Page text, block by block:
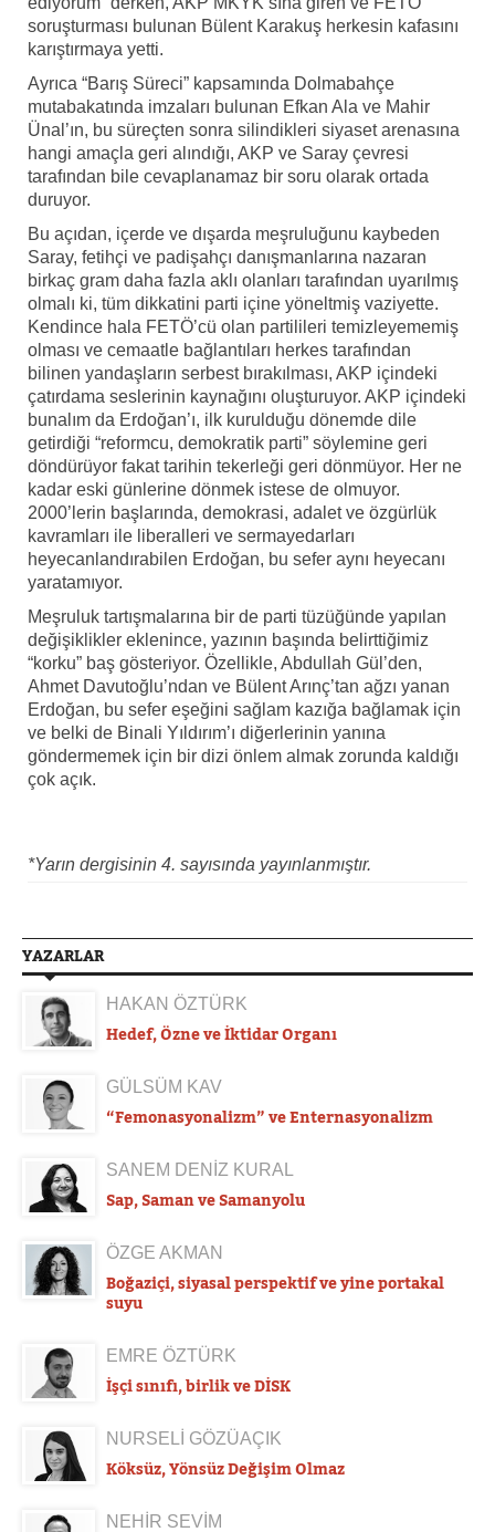
soruşturması bulunan Bülent Karakuş herkesin kafasını
karıştırmaya yetti.
Ayrıca “Barış Süreci” kapsamında Dolmabahçe
mutabakatında imzaları bulunan Efkan Ala ve Mahir
Ünal’ın, bu süreçten sonra silindikleri siyaset arenasına
hangi amaçla geri alındığı, AKP ve Saray çevresi
tarafından bile cevaplanamaz bir soru olarak ortada
duruyor.
Bu açıdan, içerde ve dışarda meşruluğunu kaybeden
Saray, fetihçi ve padişahçı danışmanlarına nazaran
birkaç gram daha fazla aklı olanları tarafından uyarılmış
olmalı ki, tüm dikkatini parti içine yöneltmiş vaziyette.
Kendince hala FETÖ’cü olan partilileri temizleyememiş
olması ve cemaatle bağlantıları herkes tarafından
bilinen yandaşların serbest bırakılması, AKP içindeki
çatırdama seslerinin kaynağını oluşturuyor. AKP içindeki
bunalım da Erdoğan’ı, ilk kurulduğu dönemde dile
getirdiği “reformcu, demokratik parti” söylemine geri
döndürüyor fakat tarihin tekerleği geri dönmüyor. Her ne
kadar eski günlerine dönmek istese de olmuyor.
2000’lerin başlarında, demokrasi, adalet ve özgürlük
kavramları ile liberalleri ve sermayedarları
heyecanlandırabilen Erdoğan, bu sefer aynı heyecanı
yaratamıyor.
Meşruluk tartışmalarına bir de parti tüzüğünde yapılan
değişiklikler eklenince, yazının başında belirttiğimiz
“korku” baş gösteriyor. Özellikle, Abdullah Gül’den,
Ahmet Davutoğlu’ndan ve Bülent Arınç’tan ağzı yanan
Erdoğan, bu sefer eşeğini sağlam kazığa bağlamak için
ve belki de Binali Yıldırım’ı diğerlerinin yanına
göndermemek için bir dizi önlem almak zorunda kaldığı
çok açık.
*Yarın dergisinin 4. sayısında yayınlanmıştır.
YAZARLAR
HAKAN ÖZTÜRK
Hedef, Özne ve İktidar Organı
GÜLSÜM KAV
“Femonasyonalizm” ve Enternasyonalizm
SANEM DENİZ KURAL
Sap, Saman ve Samanyolu
ÖZGE AKMAN
Boğaziçi, siyasal perspektif ve yine portakal
suyu
EMRE ÖZTÜRK
İşçi sınıfı, birlik ve DİSK
NURSELİ GÖZÜAÇIK
Köksüz, Yönsüz Değişim Olmaz
NEHİR SEVİM